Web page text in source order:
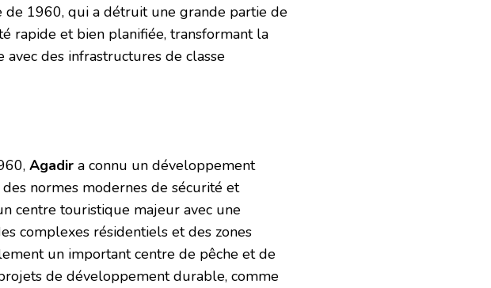
1960, qui a détruit une grande partie de
rapide et bien planifiée, transformant la
des infrastructures de classe
Agadir a connu un développement
normes modernes de sécurité et
centre touristique majeur avec une
complexes résidentiels et des zones
un important centre de pêche et de
de développement durable, comme